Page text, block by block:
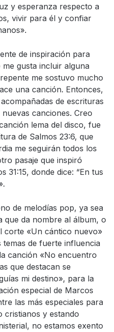
y esperanza respecto a
vivir para él y confiar
de inspiración para
gusta incluir alguna
me sostuvo mucho
una canción. Entonces,
de escrituras
canciones. Creo
lema del disco, fue
de Salmos 23:6, que
me seguirán todos los
pasaje que inspiró
31:15, donde dice: “En tus
de melodías pop, ya sea
que da nombre al álbum, o
corte «Un cántico nuevo»
de fuerte influencia
canción «No encuentro
que destacan se
mi destino», para la
especial de Marcos
las más especiales para
cristianos y estando
no estamos exento